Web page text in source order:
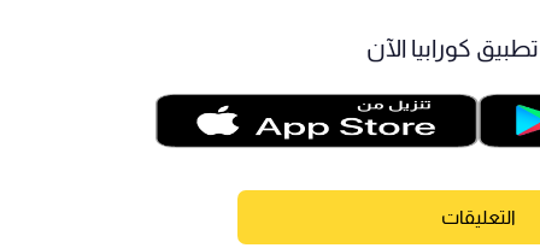
كورابيا الآن
التعليقات